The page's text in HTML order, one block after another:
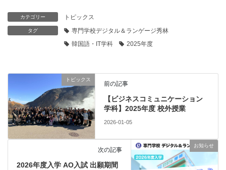
カテゴリー トピックス
タグ
専門学校デジタル＆ランゲージ秀林
韓国語・IT学科
2025年度
トピックス
前の記事
【ビジネスコミュニケーション
学科】2025年度 校外授業
2026-01-05
お知らせ
次の記事
2026年度入学 AO入試 出願期間